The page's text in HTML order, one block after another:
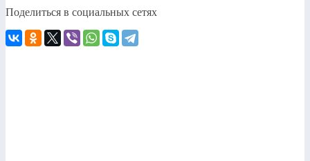
Поделиться в социальных сетях